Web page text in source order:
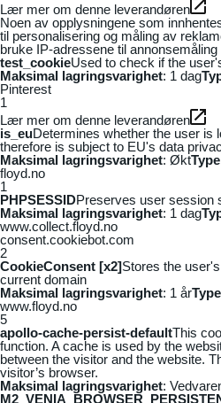
Lær mer om denne leverandøren
Noen av opplysningene som
til personalisering og måling av
bruke IP-adressene til annonsemåling
test_cookieUsed to check if the
Maksimal lagringsvarighet: 1 dag
Pinterest
1
Lær mer om denne leverandøren
is_euDetermines whether the user is
therefore is subject to EU's data
Maksimal lagringsvarighet: ØktType
floyd.no
1
PHPSESSIDPreserves user session
Maksimal lagringsvarighet: 1 dag
www.collect.floyd.no
consent.cookiebot.com
2
CookieConsent [x2]Stores the
current domain
Maksimal lagringsvarighet: 1 årType
www.floyd.no
5
apollo-cache-persist-defaultThis
function. A cache is used by the
between the visitor and the website.
visitor’s browser.
Maksimal lagringsvarighet: